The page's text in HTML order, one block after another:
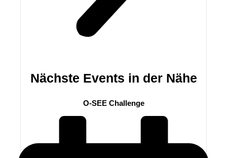
Nächste Events in der Nähe
O-SEE Challenge